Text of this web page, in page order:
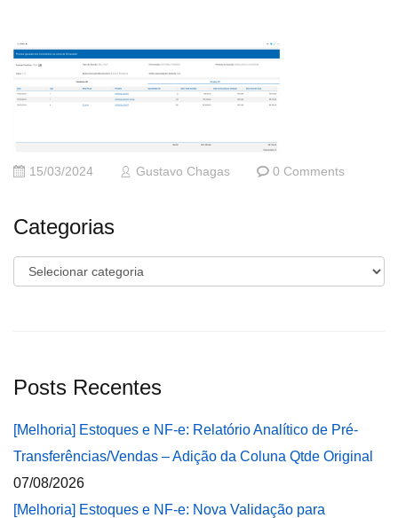
15/03/2024 Gustavo Chagas 0 Comments
Categorias
Categorias
Posts Recentes
[Melhoria] Estoques e NF-e: Relatório Analítico de Pré-
Transferências/Vendas – Adição da Coluna Qtde Original
07/08/2026
[Melhoria] Estoques e NF-e: Nova Validação para